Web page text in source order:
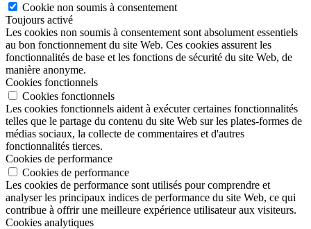
Cookie non soumis à consentement
Toujours activé
Les cookies non soumis à consentement sont absolument essentiels
au bon fonctionnement du site Web. Ces cookies assurent les
fonctionnalités de base et les fonctions de sécurité du site Web, de
manière anonyme.
Cookies fonctionnels
Cookies fonctionnels
Les cookies fonctionnels aident à exécuter certaines fonctionnalités
telles que le partage du contenu du site Web sur les plates-formes de
médias sociaux, la collecte de commentaires et d'autres
fonctionnalités tierces.
Cookies de performance
Cookies de performance
Les cookies de performance sont utilisés pour comprendre et
analyser les principaux indices de performance du site Web, ce qui
contribue à offrir une meilleure expérience utilisateur aux visiteurs.
Cookies analytiques